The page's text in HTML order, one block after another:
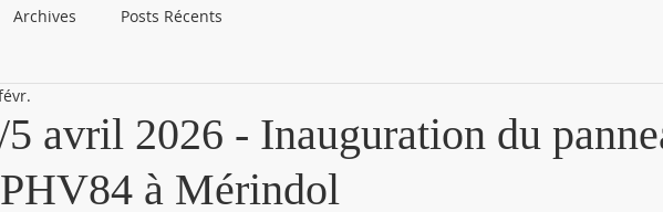
Archives Posts Récents
avril 2026 - Inauguration du
à Mérindol